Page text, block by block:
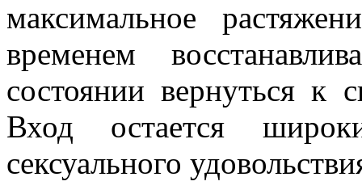
максимальное
временем
состоянии вернуться к
Вход остается
сексуального